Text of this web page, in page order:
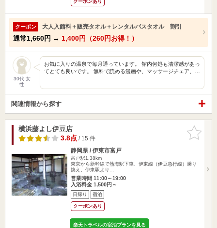
クーポンあり
クーポン 大人入館料＋販売タオル＋レンタルバスタオル 割引
通常1,660円 → 1,400円（260円お得！）
30代 女
性
お気に入りの温泉で毎月通っています。 館内何処も清潔感があっ
てとても良いです。 無料で読める漫画や、マッサージチェア、…
関連情報から探す
お気に入
りに追加
横浜藤よし伊豆店
3.8点/ 15 件
静岡県 / 伊東市富戸
富戸駅1.38km
東京から新幹線で熱海駅下車、伊東線（伊豆急行線）乗り
換え、伊東駅より…
営業時間 11:00～19:00
入浴料金 1,500円～
日帰り 宿泊
クーポンあり
楽天トラベルの宿泊プランを見る